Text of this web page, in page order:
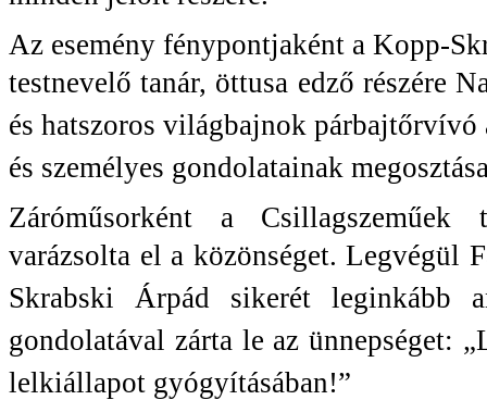
Az esemény fénypontjaként a Kopp-
testnevelőtanár, öttusa edző részére
és hatszoros világbajnok párbajtőrvívó
és személyes gondolatainak
Záróműsorként a Csillagszeműek
varázsolta el a közönséget. Legvégül
Skrabski Árpád sikerét leginkább
gondolatával zárta le az ünnepséget:
lelkiállapot gyógyításában!”